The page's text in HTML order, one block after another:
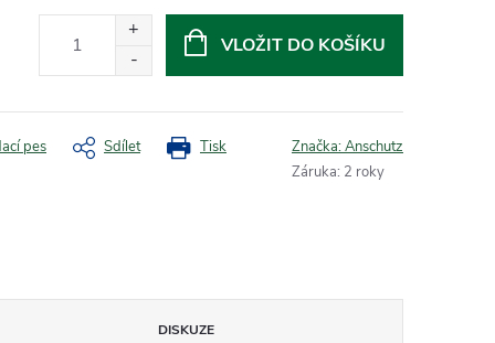
VLOŽIT DO KOŠÍKU
Tisk
pes Sdílet Značka:Anschutz
Záruka: 2 roky
DISKUZE